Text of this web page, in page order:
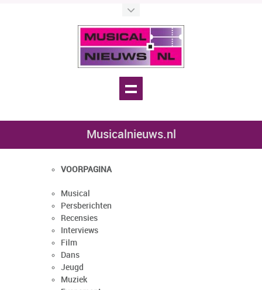
Musicalnieuws.nl
VOORPAGINA
Musical
Persberichten
Recensies
Interviews
Film
Dans
Jeugd
Muziek